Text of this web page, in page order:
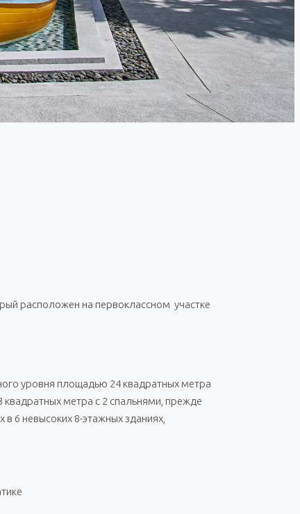
расположен на первоклассном участке
уровня площадью 24 квадратных метра
метра с 2 спальнями, прежде
6 невысоких 8-этажных зданиях,